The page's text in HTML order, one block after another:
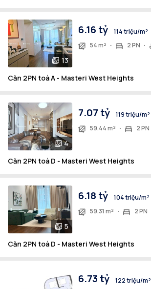
13
6.16 tỷ
114 triệu/m²
54 m²
2 PN
Căn 2PN toà A - Masteri West Heights
4
7.07 tỷ
119 triệu/m²
59.44 m²
2 PN
Căn 2PN toà D - Masteri West Heights
5
6.18 tỷ
104 triệu/m²
59.31 m²
2 PN
Căn 2PN toà D - Masteri West Heights
6.73 tỷ
122 triệu/m²